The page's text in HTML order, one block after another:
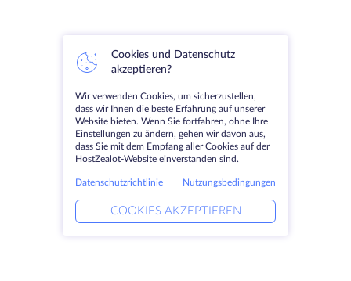
Cookies und Datenschutz
akzeptieren?
Wir verwenden Cookies, um sicherzustellen,
dass wir Ihnen die beste Erfahrung auf unserer
Website bieten. Wenn Sie fortfahren, ohne Ihre
Einstellungen zu ändern, gehen wir davon aus,
dass Sie mit dem Empfang aller Cookies auf der
HostZealot-Website einverstanden sind.
Datenschutzrichtlinie Nutzungsbedingungen
COOKIES AKZEPTIEREN